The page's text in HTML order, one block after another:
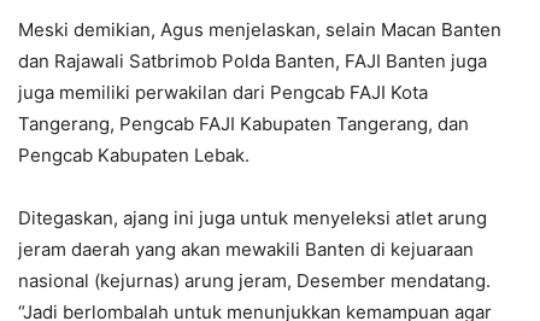
Meski demikian, Agus menjelaskan, selain Macan Banten
dan Rajawali Satbrimob Polda Banten, FAJI Banten juga
juga memiliki perwakilan dari Pengcab FAJI Kota
Tangerang, Pengcab FAJI Kabupaten Tangerang, dan
Pengcab Kabupaten Lebak.
Ditegaskan, ajang ini juga untuk menyeleksi atlet arung
jeram daerah yang akan mewakili Banten di kejuaraan
nasional (kejurnas) arung jeram, Desember mendatang.
“Jadi berlombalah untuk menunjukkan kemampuan agar